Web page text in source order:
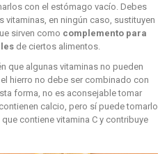
con el estómago vacío. Debes
vitaminas, en ningún caso, sustituyen
sirven como complemento para
de ciertos alimentos.
que algunas vitaminas no pueden
hierro no debe ser combinado con
forma, no es aconsejable tomar
calcio, pero sí puede tomarlo
contiene vitamina C y contribuye